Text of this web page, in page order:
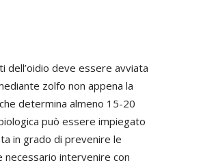
deve essere avviata
zolfo non appena la
determina almeno 15-20
può essere impiegato
in grado di prevenire le
necessario intervenire con